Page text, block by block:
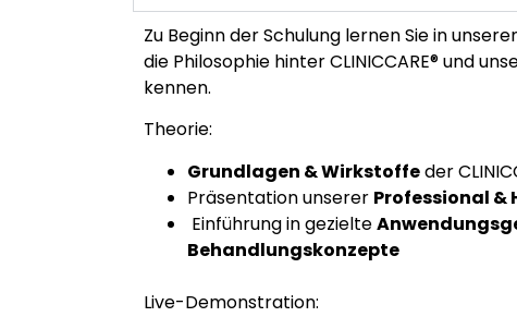
Zu Beginn der Schulung lernen Sie in
die Philosophie hinter CLINICCARE® und
kennen.
Theorie:
Grundlagen & Wirkstoffeder
Präsentation unserer Professional &
Einführung in gezielte
Behandlungskonzepte
Live-Demonstration: